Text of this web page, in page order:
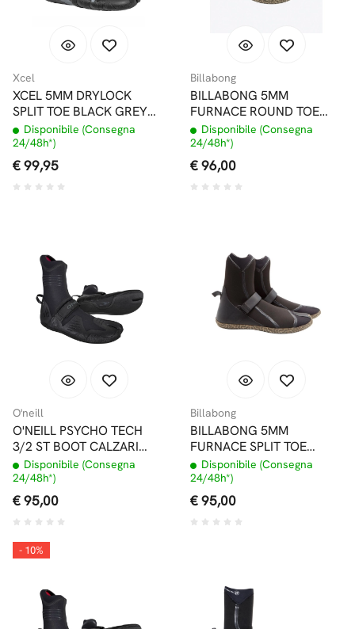
Xcel
XCEL 5MM DRYLOCK
SPLIT TOE BLACK GREY
CALZARI INVERNALI
Disponibile (Consegna
24/48h*)
€ 99,95
Billabong
BILLABONG 5MM
FURNACE ROUND TOE
CALZARI
Disponibile (Consegna
24/48h*)
€ 96,00
O'neill
O'NEILL PSYCHO TECH
3/2 ST BOOT CALZARI
INFRADITO
Disponibile (Consegna
24/48h*)
€ 95,00
Billabong
BILLABONG 5MM
FURNACE SPLIT TOE
CALZARI
Disponibile (Consegna
24/48h*)
€ 95,00
- 10%